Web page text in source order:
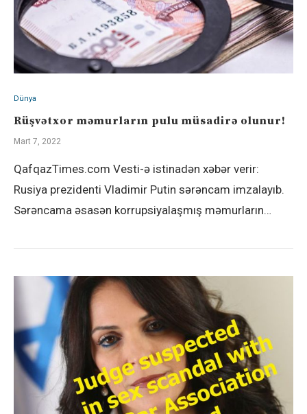
Dünya
Rüşvətxor məmurların pulu müsadirə olunur!
Mart 7, 2022
QafqazTimes.com Vesti-ə istinadən xəbər verir:
Rusiya prezidenti Vladimir Putin sərəncam imzalayıb.
Sərəncama əsasən korrupsiyalaşmış məmurların…